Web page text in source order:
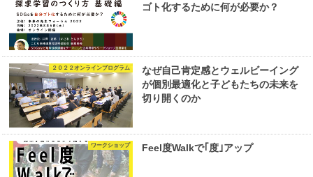
ゴト化するために何が必要か？
２０２２オンラインプログラム
なぜ自己肯定感とウェルビーイング
が個別最適化と子どもたちの未来を
切り開くのか
ワークショップ Feel度Walkで｢度｣アップ